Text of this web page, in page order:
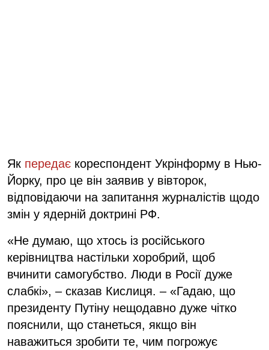
Як передає кореспондент Укрінформу в Нью-
Йорку, про це він заявив у вівторок,
відповідаючи на запитання журналістів щодо
змін у ядерній доктрині РФ.
«Не думаю, що хтось із російського
керівництва настільки хоробрий, щоб
вчинити самогубство. Люди в Росії дуже
слабкі», – сказав Кислиця. – «Гадаю, що
президенту Путіну нещодавно дуже чітко
пояснили, що станеться, якщо він
наважиться зробити те, чим погрожує